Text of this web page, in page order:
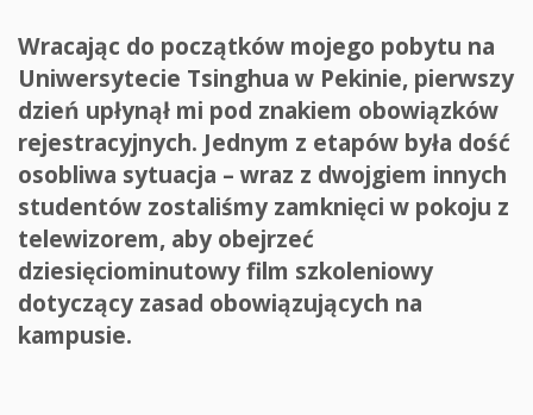
Wracając do początków mojego pobytu na
Uniwersytecie Tsinghua w Pekinie, pierwszy
dzień upłynął mi pod znakiem obowiązków
rejestracyjnych. Jednym z etapów była dość
osobliwa sytuacja – wraz z dwojgiem innych
studentów zostaliśmy zamknięci w pokoju z
telewizorem, aby obejrzeć
dziesięciominutowy film szkoleniowy
dotyczący zasad obowiązujących na
kampusie.